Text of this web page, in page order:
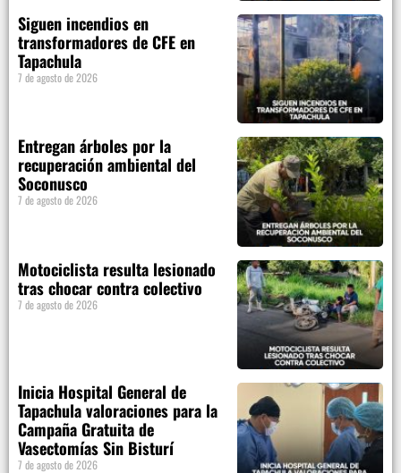
Siguen incendios en
transformadores de CFE en
Tapachula
7 de agosto de 2026
Entregan árboles por la
recuperación ambiental del
Soconusco
7 de agosto de 2026
Motociclista resulta lesionado
tras chocar contra colectivo
7 de agosto de 2026
Inicia Hospital General de
Tapachula valoraciones para la
Campaña Gratuita de
Vasectomías Sin Bisturí
7 de agosto de 2026